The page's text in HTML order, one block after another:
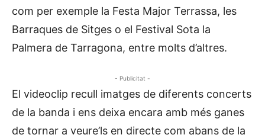
com per exemple la Festa Major Terrassa, les
Barraques de Sitges o el Festival Sota la
Palmera de Tarragona, entre molts d’altres.
- Publicitat -
El videoclip recull imatges de diferents concerts
de la banda i ens deixa encara amb més ganes
de tornar a veure’ls en directe com abans de la